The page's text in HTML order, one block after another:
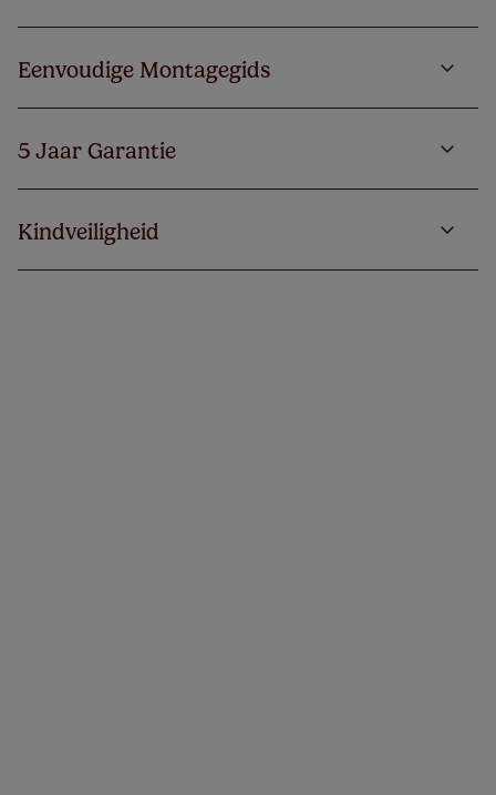
Eenvoudige Montagegids
5 Jaar Garantie
Kindveiligheid